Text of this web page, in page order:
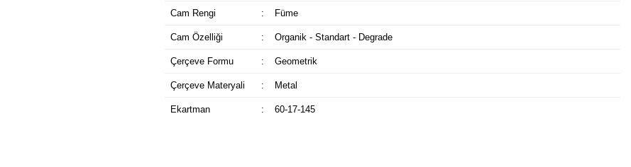
Cam Rengi : Füme
Cam Özelliği : Organik - Standart - Degrade
Çerçeve Formu : Geometrik
Çerçeve Materyali : Metal
Ekartman : 60-17-145